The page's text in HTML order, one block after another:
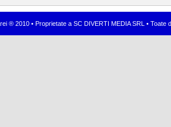
® 2010 • Proprietate a SC DIVERTI MEDIA SRL •